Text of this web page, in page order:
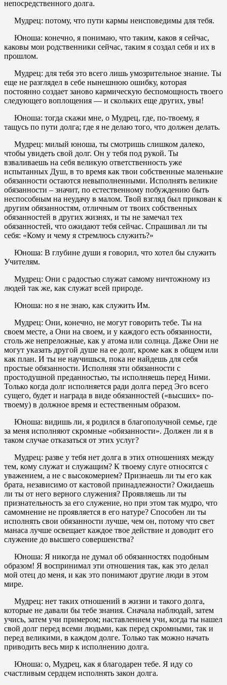
непосредственного долга.
Мудрец: потому, что пути кармы неисповедимы для тебя.
Юноша: конечно, я понимаю, что таким, каков я сейчас,
каковы мои родственники сейчас, таким я создал себя и их в
прошлом.
Мудрец: для тебя это всего лишь умозрительное знание. Ты
еще не разглядел в себе нынешнюю ошибку, которая
постоянно создает заново кармическую беспомощность твоего
следующего воплощения — и скольких еще других, увы!
Юноша: тогда скажи мне, о Мудрец, где, по-твоему, я
тащусь по пути долга; где я не делаю того, что должен делать.
Мудрец: милый юноша, ты смотришь слишком далеко,
чтобы увидеть свой долг. Он у тебя под рукой. Ты
взваливаешь на себя великую ответственность уже
испытанных Душ, в то время как твои собственные маленькие
обязанности остаются невыполненными. Исполнять великие
обязанности – значит, по естественному побуждению быть
неспособным на неудачу в малом. Твой взгляд был прикован к
другим обязанностям, отличным от твоих собственных
обязанностей в других жизнях, и ты не замечал тех
обязанностей, что ожидают тебя сейчас. Спрашивал ли ты
себя: «Кому и чему я стремлюсь служить?»
Юноша: В глубине души я говорил, что хотел бы служить
Учителям.
Мудрец: Они с радостью служат самому ничтожному из
людей так же, как служат всей природе.
Юноша: но я не знаю, как служить Им.
Мудрец: Они, конечно, не могут говорить тебе. Ты на
своем месте, а Они на своем, и у каждого есть обязанности,
столь же непреложные, как у атома или солнца. Даже Они не
могут указать другой душе на ее долг, кроме как в общем или
как план. И ты не научишься, пока не найдешь для себя
простые обязанности. Исполняя эти обязанности с
простодушной преданностью, ты исполняешь перед Ними.
Только когда долг исполняется ради долга перед Эго всего
сущего, будет и награда в виде обязанностей («высших» по-
твоему) в должное время и естественным образом.
Юноша: видишь ли, я родился в благополучной семье, где
за меня исполняют скромные «обязанности». Должен ли я в
таком случае отказаться от этих услуг?
Мудрец: разве у тебя нет долга в этих отношениях между
тем, кому служат и служащим? К твоему слуге относятся с
уважением, а не с высокомерием? Признаешь ли ты его как
брата, независимо от кастовой принадлежности? Ожидаешь
ли ты от него верного служения? Проявляешь ли ты
признательность за его служение, но при этом так мудро, что
самомнение не проявляется в его натуре? Способен ли ты
исполнять свои обязанности лучше, чем он, потому что свет
манаса лучше освещает каждое твое действие и доводит его
служение до высшего совершенства?
Юноша: Я никогда не думал об обязанностях подобным
образом! Я воспринимал эти отношения так, как это делал
мой отец до меня, и как это понимают другие люди в этом
мире.
Мудрец: нет таких отношений в жизни и такого долга,
которые не давали бы тебе знания. Сначала наблюдай, затем
учись, затем учи примером; наставлением учи, когда ты нашел
свой долг перед всеми людьми, как перед скромными, так и
перед великими, в каждом долге. Только так можно начать
приводить весь мир к исполнению долга.
Юноша: о, Мудрец, как я благодарен тебе. Я иду со
счастливым сердцем исполнять закон долга.